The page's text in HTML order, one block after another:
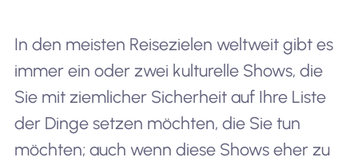
In den meisten Reisezielen weltweit gibt es
immer ein oder zwei kulturelle Shows, die
Sie mit ziemlicher Sicherheit auf Ihre Liste
der Dinge setzen möchten, die Sie tun
möchten; auch wenn diese Shows eher zu